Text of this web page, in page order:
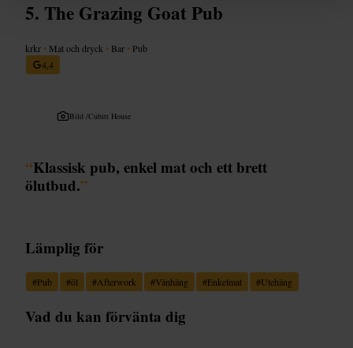
The Grazing Goat Pub
krkr • Mat och dryck • Bar • Pub
4,4
Bild /Cubitt House
“Klassisk pub, enkel mat och ett brett
ölutbud.”
Lämplig för
#Pub #öl #Afterwork #Vänhäng #Enkelmat #Utehäng
Vad du kan förvänta dig